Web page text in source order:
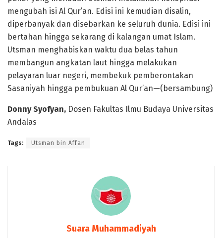
mengubah isi Al Qur’an. Edisi ini kemudian disalin,
diperbanyak dan disebarkan ke seluruh dunia. Edisi ini
bertahan hingga sekarang di kalangan umat Islam.
Utsman menghabiskan waktu dua belas tahun
membangun angkatan laut hingga melakukan
pelayaran luar negeri, membekuk pemberontakan
Sasaniyah hingga pembukuan Al Qur’an—(bersambung)
Donny Syofyan, Dosen Fakultas Ilmu Budaya Universitas
Andalas
Tags: Utsman bin Affan
Suara Muhammadiyah